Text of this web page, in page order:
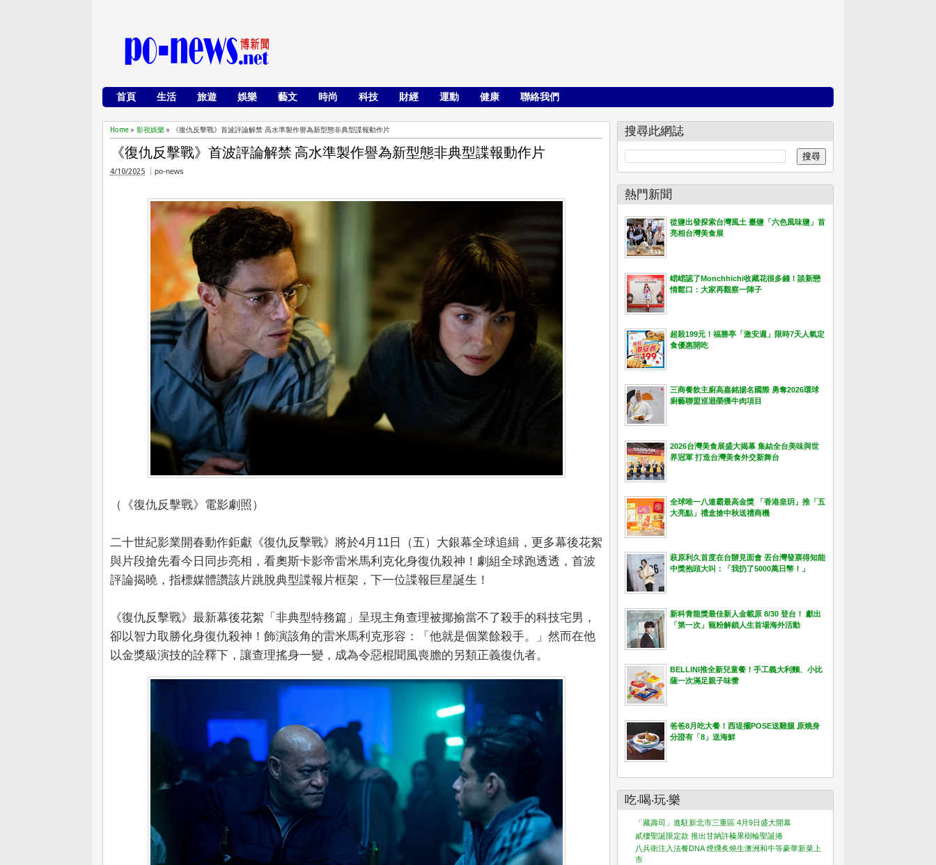
首頁 生活 旅遊 娛樂 藝文 時尚 科技 財經 運動 健康 聯絡我們
Home » 影視娛樂 » 《復仇反擊戰》首波評論解禁 高水準製作譽為新型態非典型諜報動作片
《復仇反擊戰》首波評論解禁 高水準製作譽為新型態非典型諜報動作片
4/10/2025 po-news
（《復仇反擊戰》電影劇照）
二十世紀影業開春動作鉅獻《復仇反擊戰》將於4月11日（五）大銀幕全球追緝，更多幕後花絮
與片段搶先看今日同步亮相，看奧斯卡影帝雷米馬利克化身復仇殺神！劇組全球跑透透，首波
評論揭曉，指標媒體讚該片跳脫典型諜報片框架，下一位諜報巨星誕生！
《復仇反擊戰》最新幕後花絮「非典型特務篇」呈現主角查理被揶揄當不了殺手的科技宅男，
卻以智力取勝化身復仇殺神！飾演該角的雷米馬利克形容：「他就是個業餘殺手。」然而在他
以金獎級演技的詮釋下，讓查理搖身一變，成為令惡棍聞風喪膽的另類正義復仇者。
搜尋此網誌
熱門新聞
從鹽出發探索台灣風土 臺鹽「六色風味鹽」首
亮相台灣美食展
峮峮認了Monchhichi收藏花很多錢！談新戀
情鬆口：大家再觀察一陣子
超殺199元！福勝亭「激安週」限時7天人氣定
食優惠開吃
三商餐飲主廚高嘉銘揚名國際 勇奪2026環球
廚藝聯盟巡迴榮獲牛肉項目
2026台灣美食展盛大揭幕 集結全台美味與世
界冠軍 打造台灣美食外交新舞台
全球唯一八連霸最高金獎 「香港皇玥」推「五
大亮點」禮盒搶中秋送禮商機
萩原利久首度在台辦見面會 丟台灣發票得知能
中獎抱頭大叫：「我扔了5000萬日幣！」
新科青龍獎最佳新人金載原 8/30 登台！ 獻出
「第一次」寵粉解鎖人生首場海外活動
BELLINI推全新兒童餐！手工義大利麵、小比
薩一次滿足親子味蕾
爸爸8月吃大餐！西堤擺POSE送雞腿 原燒身
分證有「8」送海鮮
吃‧喝‧玩‧樂
「藏壽司」進駐新北市三重區 4月9日盛大開幕
貳樓聖誕限定款 推出甘納許榛果樹輪聖誕捲
八兵衛注入法餐DNA 煙燻炙燒生澳洲和牛等豪華新菜上
市